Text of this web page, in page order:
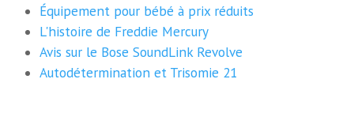
Équipement pour bébé à prix réduits
L'histoire de Freddie Mercury
Avis sur le Bose SoundLink Revolve
Autodétermination et Trisomie 21